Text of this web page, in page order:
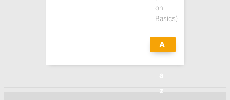
on
Basics)
A
z